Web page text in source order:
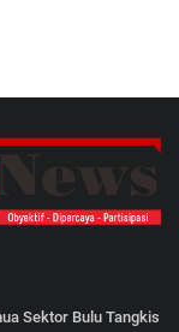
Sektor Bulu Tangkis